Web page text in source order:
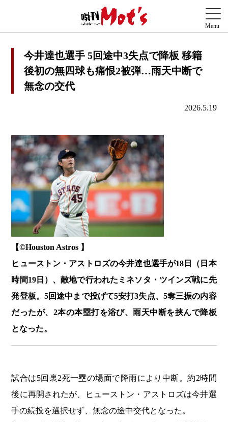
今井達也選手 5回途中3失点で降板 移籍
後初の無四球も痛恨2被弾…雨天中断で
無念の交代
2026.5.19
【©️Houston Astros 】
ヒューストン・アストロズの今井達也選手が18日（日本
時間19日）、敵地で行われたミネソタ・ツインズ戦に先
発登板。5回途中まで投げて5安打3失点、5奪三振の内容
だったが、2本の本塁打を浴び、雨天中断を挟んで降板
となった。
試合は5回裏2死一塁の場面で降雨により中断。約2時間
後に再開されたが、ヒューストン・アストロズは今井選
手の続投を選択せず、無念の途中交代となった。